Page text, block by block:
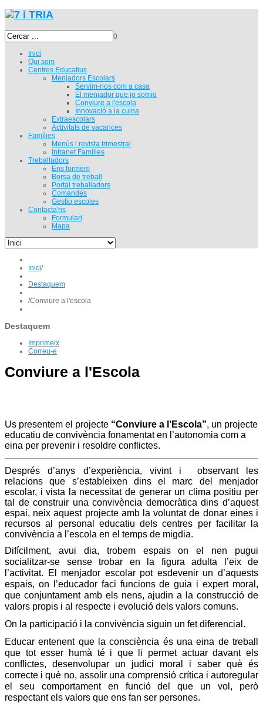
0
Inici
Qui som
Centres Educatius
Menjadors Escolars
Servim-nos com a casa
El menjador que jo somio
Conviure a l'escola
Innovació a la cuina
Extraescolars
Activitats de vacances
Famílies
Menús i revista trimestral
Intranet Famílies
Treballadors
Ens formem
Borsa de treball
Portal treballadors
Comandes
Gestio escoles
Contacta'ns
Formulari
Mapa
Inici/
Destaquem
/Conviure a l'escola
Destaquem
Imprimeix
Correu-e
Conviure a l'Escola
Us presentem el projecte “Conviure a l’Escola”, un projecte
educatiu de convivència fonamentat en l’autonomia com a
eina per prevenir i resoldre conflictes.
Després d’anys d’experiència, vivint i
observant les
relacions que s’estableixen dins el marc del menjador
escolar, i vista la necessitat de generar un clima positiu per
tal de construir una convivència democràtica dins d’aquest
espai, neix aquest projecte amb la voluntat de donar eines i
recursos al personal educatiu dels centres per facilitar la
convivència a l’escola en el temps de migdia.
Difícilment, avui dia, trobem espais on el nen pugui
socialitzar-se sense trobar en la figura adulta l’eix de
l’activitat. El menjador escolar pot esdevenir un d’aquests
espais, on l’educador faci funcions de guia i expert moral,
que conjuntament amb els nens, ajudin a la construcció de
valors propis i al respecte i evolució dels valors comuns.
On la participació i la convivència siguin un fet diferencial.
Educar entenent que la consciència és una eina de treball
que tot esser humà té i que li permet actuar davant els
conflictes, desenvolupar un judici moral i saber què és
correcte i què no, assolir una comprensió crítica i autoregular
el seu comportament en funció del que un vol, però
respectant els valors que ens fan ser persones.